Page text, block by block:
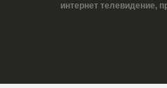
интернет телевидение,